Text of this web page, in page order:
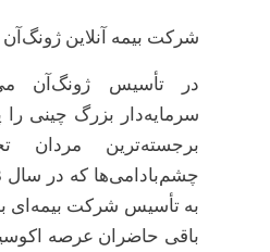
شرکت بیمه آنلاین ژونگ‌آن
در تأسیس ژونگ‌آن
سرمایه‌دار بزرگ چینی را
برجسته‌ترین مردان
به تأسیس شرکت بیمه‌ای
باقی حاضران عرصه